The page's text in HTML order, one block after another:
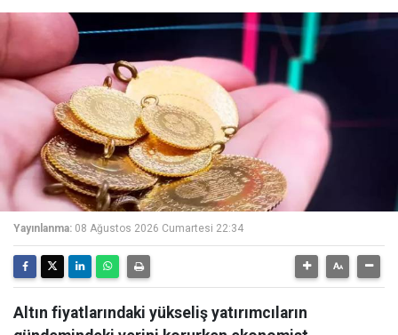
Yayınlanma: 08 Ağustos 2026 Cumartesi 22:34
Altın fiyatlarındaki yükseliş yatırımcıların